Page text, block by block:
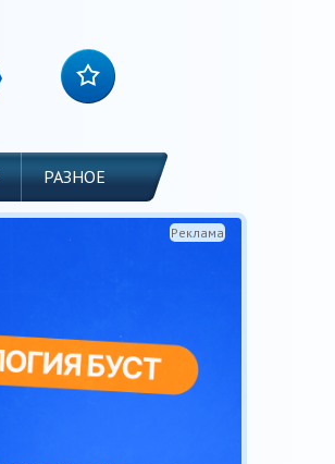
РАЗНОЕ
Реклама